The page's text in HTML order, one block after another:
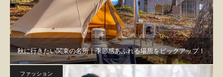
秋に行きたい関東の名所｜季節感あふれる場所をピックアップ！
ファッション